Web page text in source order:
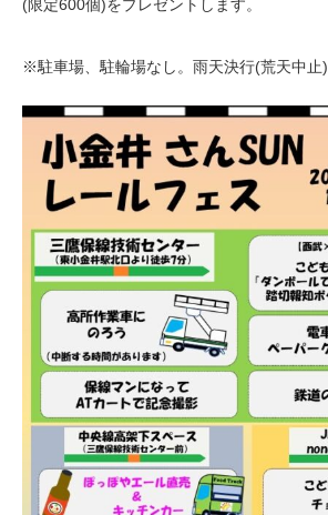
(限定600個)をプレゼントします。
※駐車場、駐輪場なし。雨天決行(荒天中止)